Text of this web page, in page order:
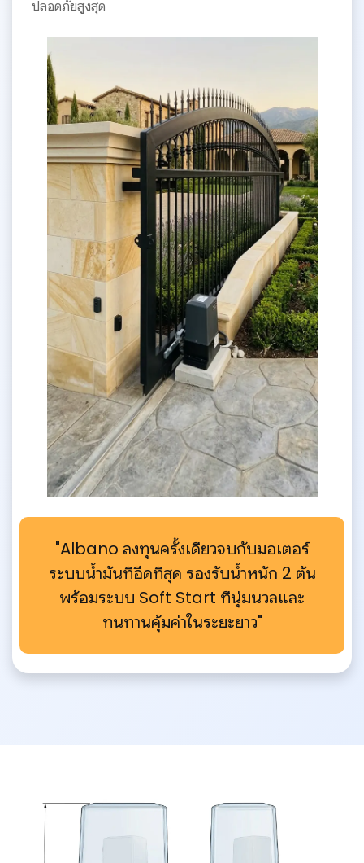
ปลอดภัยสูงสุด
"Albano ลงทุนครั้งเดียวจบกับมอเตอร์
ระบบน้ำมันที่อึดที่สุด รองรับน้ำหนัก 2 ตัน
พร้อมระบบ Soft Start ที่นุ่มนวลและ
ทนทานคุ้มค่าในระยะยาว"